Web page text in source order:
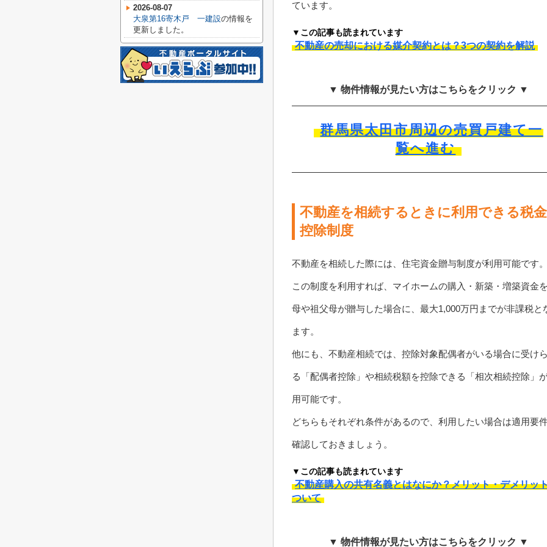
ています。
▼この記事も読まれています
不動産の売却における媒介契約とは？3つの契約を解説
▼ 物件情報が見たい方はこちらをクリック ▼
群馬県太田市周辺の売買戸建て一
覧へ進む
不動産を相続するときに利用できる税
控除制度
不動産を相続した際には、住宅資金贈与制度が利用可能です
この制度を利用すれば、マイホームの購入・新築・増築資金
母や祖父母が贈与した場合に、最大1,000万円までが非課税と
ます。
他にも、不動産相続では、控除対象配偶者がいる場合に受け
る「配偶者控除」や相続税額を控除できる「相次相続控除」
用可能です。
どちらもそれぞれ条件があるので、利用したい場合は適用要
確認しておきましょう。
▼この記事も読まれています
不動産購入の共有名義とはなにか？メリット・デメリッ
ついて
▼ 物件情報が見たい方はこちらをクリック ▼
2026-08-07
大泉第16寄木戸 一建設の情報を
更新しました。